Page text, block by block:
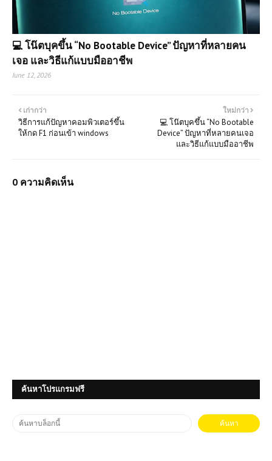
💻 โน๊ตบุคขึ้น “No Bootable Device” ปัญหาที่หลายคน
เจอ และวิธีแก้แบบมืออาชีพ
June 12, 2026
ใหม่กว่า
💻 โน๊ตบุคขึ้น “No Bootable
Device” ปัญหาที่หลายคนเจอ
และวิธีแก้แบบมืออาชีพ
เก่ากว่า
วิธีการแก้ปัญหาคอมพิวเตอร์ขึ้น
ให้กด F1 ก่อนเข้า windows
0 ความคิดเห็น
ค้นหาโปรแกรมฟรี